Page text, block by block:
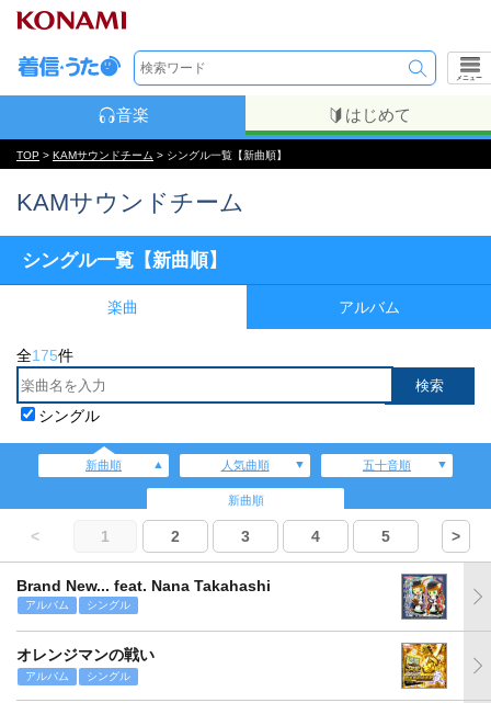
メニュー
音楽 はじめて
TOP > KAMサウンドチーム > シングル一覧【新曲順】
KAMサウンドチーム
シングル一覧【新曲順】
楽曲 アルバム
全175件
シングル
新曲順 人気曲順 五十音順
新曲順
< 1 2 3 4 5 >
Brand New... feat. Nana Takahashi
アルバム シングル
オレンジマンの戦い
アルバム シングル